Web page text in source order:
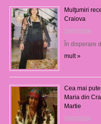
Mulţumiri
Craiova
22/07/2026
În disperare
mult »
Cea mai
Maria din
Martie
25/03/2026